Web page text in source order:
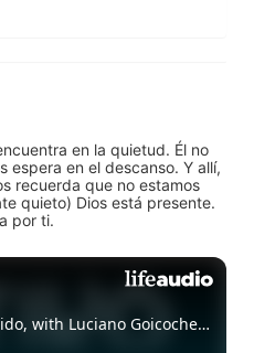
en la quietud. Él no
espera en el descanso. Y allí,
recuerda que no estamos
quieto) Dios está presente.
por ti.